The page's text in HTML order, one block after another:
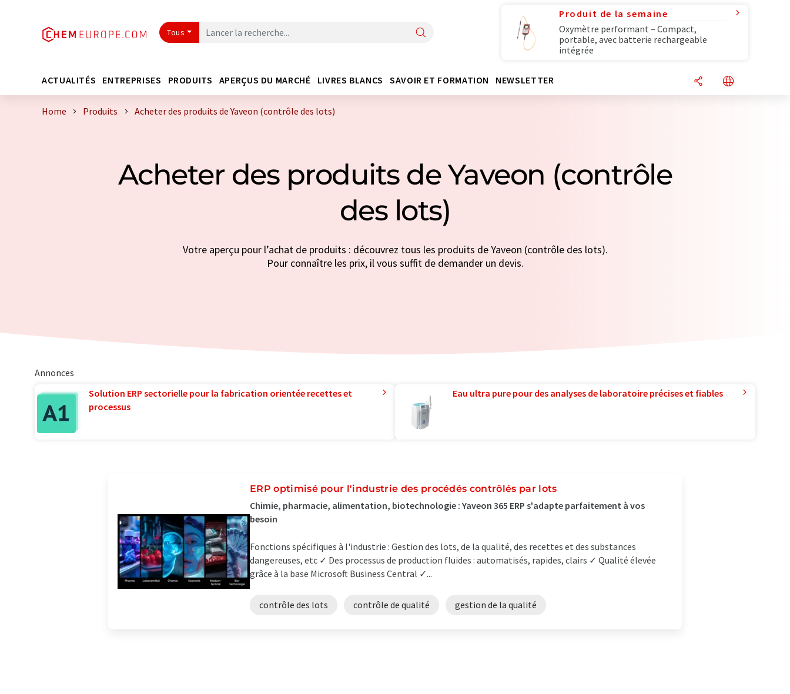
Tous
Produit de la semaine
Oxymètre performant – Compact,
portable, avec batterie rechargeable
intégrée
ACTUALITÉS ENTREPRISES PRODUITS APERÇUS DU MARCHÉ LIVRES BLANCS SAVOIR ET FORMATION NEWSLETTER
Home Produits Acheter des produits de Yaveon (contrôle des lots)
Acheter des produits de Yaveon (contrôle
des lots)
Votre aperçu pour l’achat de produits : découvrez tous les produits de Yaveon (contrôle des lots).
Pour connaître les prix, il vous suffit de demander un devis.
Annonces
Solution ERP sectorielle pour la fabrication orientée recettes et
processus
Eau ultra pure pour des analyses de laboratoire précises et fiables
ERP optimisé pour l'industrie des procédés contrôlés par lots
Chimie, pharmacie, alimentation, biotechnologie : Yaveon 365 ERP s'adapte parfaitement à vos
besoin
Fonctions spécifiques à l'industrie : Gestion des lots, de la qualité, des recettes et des substances
dangereuses, etc ✓ Des processus de production fluides : automatisés, rapides, clairs ✓ Qualité élevée
grâce à la base Microsoft Business Central ✓...
contrôle des lots contrôle de qualité gestion de la qualité